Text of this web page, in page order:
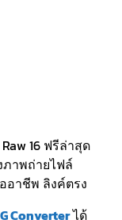
16 ฟรีล่าสุด
าพถ่ายไฟล์
อาชีพ ลิงค์ตรง
Converterได้